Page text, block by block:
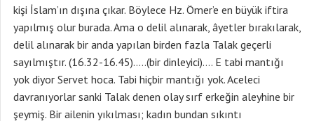
kişi İslam’ın dışına çıkar. Böylece Hz. Ömer’e en büyük iftira
yapılmış olur burada. Ama o delil alınarak, âyetler bırakılarak,
delil alınarak bir anda yapılan birden fazla Talak geçerli
sayılmıştır. (16.32-16.45)…..(bir dinleyici)…. E tabi mantığı
yok diyor Servet hoca. Tabi hiçbir mantığı yok. Aceleci
davranıyorlar sanki Talak denen olay sırf erkeğin aleyhine bir
şeymiş. Bir ailenin yıkılması; kadın bundan sıkıntı